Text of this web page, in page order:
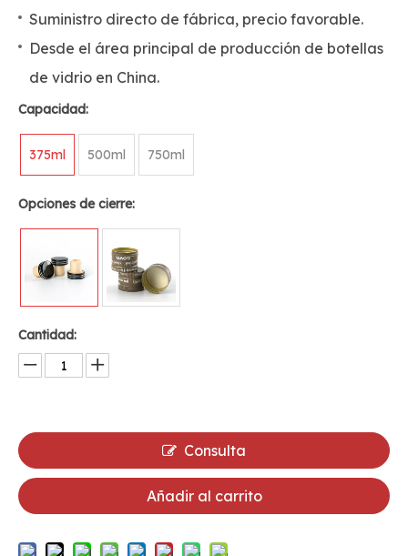
Suministro directo de fábrica, precio favorable.
Desde el área principal de producción de botellas
de vidrio en China.
Capacidad:
375ml 500ml 750ml
Opciones de cierre:
Cantidad:
Consulta
Añadir al carrito